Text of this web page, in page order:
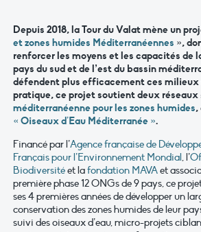
Depuis 2018, la Tour du Valat mène un
et zones humides Méditerranéennes »,
renforcer les moyens et les capacités de
pays du sud et de l’est du bassin
défendent plus efficacement ces milieux
pratique, ce projet soutient deux réseaux
méditerranéenne pour les zones humides,
« Oiseaux d’Eau Méditerranée ».
Financé par l’Agence française de
Français pour l’Environnement Mondial , l’
Biodiversitéet lafondation MAVAet
première phase 12 ONGs de 9 pays, ce
ses 4 premières années de développer un
conservation des zones humides de leur
suivi des oiseaux d’eau, micro-projets